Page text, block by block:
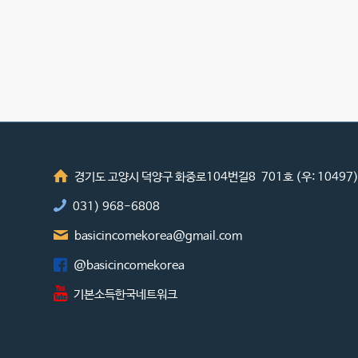
경기도 고양시 덕양구 화중로104번길8 701호 (우: 10497)
031) 968-6808
basicincomekorea@gmail.com
@basicincomekorea
기본소득한국네트워크